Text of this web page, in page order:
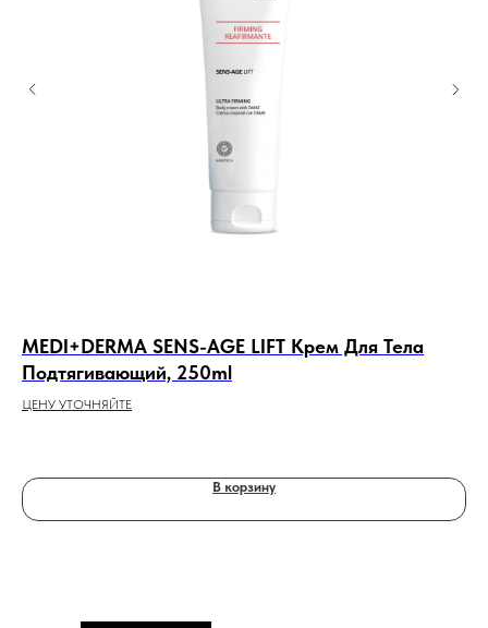
MEDI+DERMA SENS-AGE LIFT Крем Для Тела
Подтягивающий, 250ml
ЦЕНУ УТОЧНЯЙТЕ
В корзину